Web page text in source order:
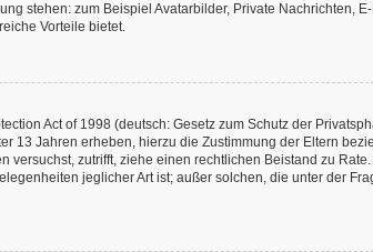
stehen: zum Beispiel Avatarbilder, Private Nachrichten,
Vorteile bietet.
Act of 1998 (deutsch: Gesetz zum Schutz der
13 Jahren erheben, hierzu die Zustimmung der Eltern
versuchst, zutrifft, ziehe einen rechtlichen Beistand zu
jeglicher Art ist; außer solchen, die unter der